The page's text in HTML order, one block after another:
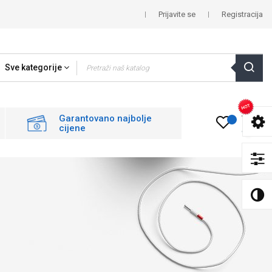
Prijavite se Registracija
Sve kategorije
Garantovano najbolje
cijene
0